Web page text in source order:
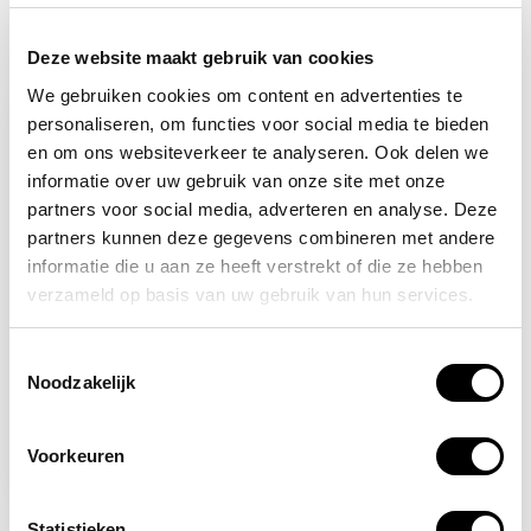
Deze website maakt gebruik van cookies
We gebruiken cookies om content en advertenties te
personaliseren, om functies voor social media te bieden
en om ons websiteverkeer te analyseren. Ook delen we
informatie over uw gebruik van onze site met onze
partners voor social media, adverteren en analyse. Deze
partners kunnen deze gegevens combineren met andere
informatie die u aan ze heeft verstrekt of die ze hebben
verzameld op basis van uw gebruik van hun services.
Noodzakelijk
Voorkeuren
Recent bekeken
-14%
RWS veiligheidsvest
13,95 11,95